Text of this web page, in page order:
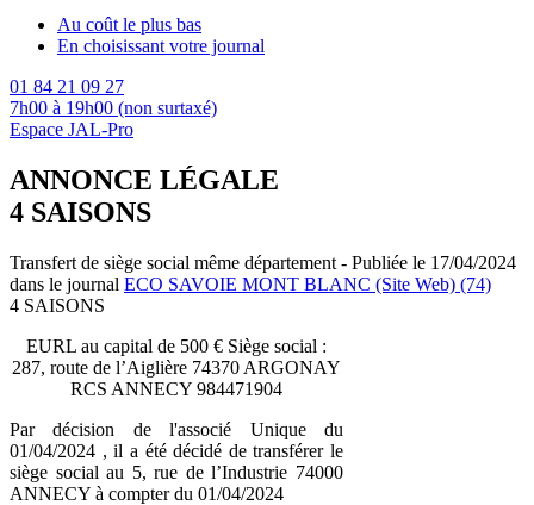
Au coût le plus bas
En choisissant votre journal
01 84 21 09 27
7h00 à 19h00 (non surtaxé)
Espace JAL-Pro
ANNONCE LÉGALE
4 SAISONS
Transfert de siège social même département - Publiée le 17/04/2024
dans le journal ECO SAVOIE MONT BLANC (Site Web) (74)
4 SAISONS
EURL au capital de 500 € Siège social :
287, route de l’Aiglière 74370 ARGONAY
RCS ANNECY 984471904
Par décision de l'associé Unique du
01/04/2024 , il a été décidé de transférer le
siège social au 5, rue de l’Industrie 74000
ANNECY à compter du 01/04/2024